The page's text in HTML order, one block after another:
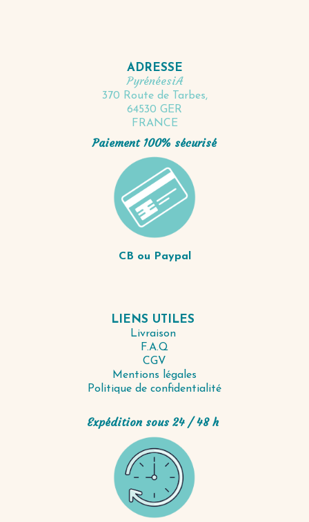
ADRESSE
PyrénéesiA
370 Route de Tarbes,
64530 GER
FRANCE
Paiement 100% sécurisé
CB ou Paypal
LIENS UTILES
Livraison
F.A.Q
CGV
Mentions légales
Politique de confidentialité
Expédition sous 24 / 48 h